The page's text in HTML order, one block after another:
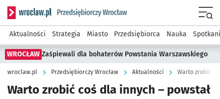
Serwis informacyjny wroclaw.pl podserwis: Strategia
Aktualności Strategia Miasto Przedsiębiorca Nauka
WROCŁAW Zaśpiewali dla bohaterów Powstania Warszawskiego
wroclaw.pl Przedsiębiorczy Wrocław Aktualności Warto zrobić
Warto zrobić coś dla innych – powstał